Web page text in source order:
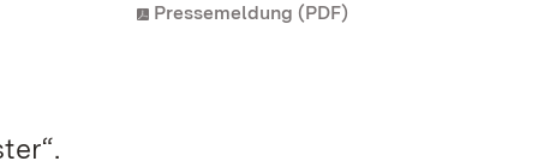
Pressemeldung (PDF)